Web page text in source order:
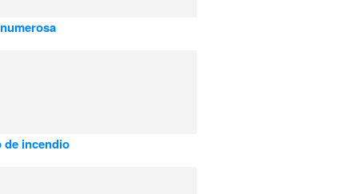
de incendio